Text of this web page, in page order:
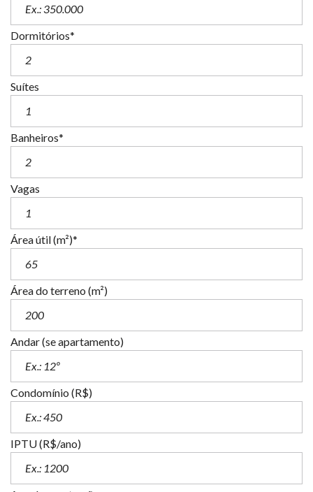
Dormitórios*
Suítes
Banheiros*
Vagas
Área útil (m²)*
Área do terreno (m²)
Andar (se apartamento)
Condomínio (R$)
IPTU (R$/ano)